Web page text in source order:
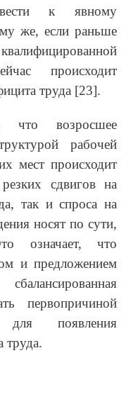
к явному
же, если раньше
происходит
труда [23].
что возросшее
рабочей
мест происходит
сдвигов на
так и спроса на
носят по сути,
означает, что
и предложением
первопричиной
для появления
труда.